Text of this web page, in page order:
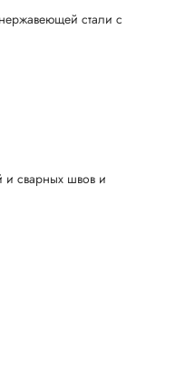
стали с
и сварных швов и